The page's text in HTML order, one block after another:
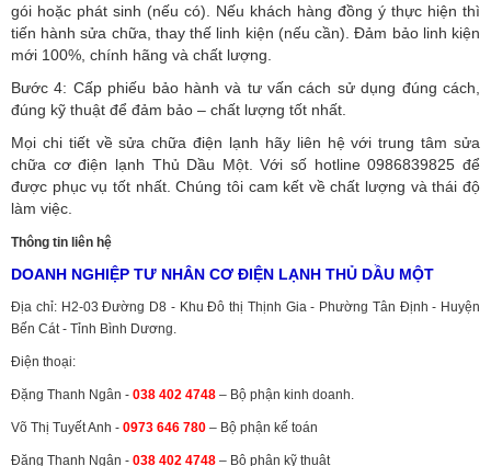
gói hoặc phát sinh (nếu có). Nếu khách hàng đồng ý thực hiện thì
tiến hành sửa chữa, thay thế linh kiện (nếu cần). Đảm bảo linh kiện
mới 100%, chính hãng và chất lượng.
Bước 4: Cấp phiếu bảo hành và tư vấn cách sử dụng đúng cách,
đúng kỹ thuật để đảm bảo – chất lượng tốt nhất.
Mọi chi tiết về sửa chữa điện lạnh hãy liên hệ với trung tâm sửa
chữa cơ điện lạnh Thủ Dầu Một. Với số hotline 0986839825 để
được phục vụ tốt nhất. Chúng tôi cam kết về chất lượng và thái độ
làm việc.
Thông tin liên hệ
DOANH NGHIỆP TƯ NHÂN CƠ ĐIỆN LẠNH THỦ DẦU MỘT
Địa chỉ: H2-03 Đường D8 - Khu Đô thị Thịnh Gia - Phường Tân Định - Huyện
Bến Cát - Tỉnh Bình Dương.
Điện thoại:
Đặng Thanh Ngân - 038 402 4748 – Bộ phận kinh doanh.
Võ Thị Tuyết Anh - 0973 646 780 – Bộ phận kế toán
Đặng Thanh Ngân - 038 402 4748 – Bộ phận kỹ thuật